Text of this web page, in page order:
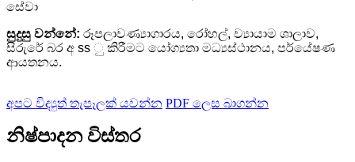
සේවා
සුදුසු වන්නේ: රූපලාවණ්‍යාගාරය, රෝහල්, ව්‍යායාම ශාලාව,
සිරුරේ බර අ ss ු කිරීමට යෝග්‍යතා මධ්‍යස්ථානය, පර්යේෂණ
ආයතනය.
අපට විද්‍යුත් තැපෑලක් යවන්න PDF ලෙස බාගන්න
නිෂ්පාදන විස්තර